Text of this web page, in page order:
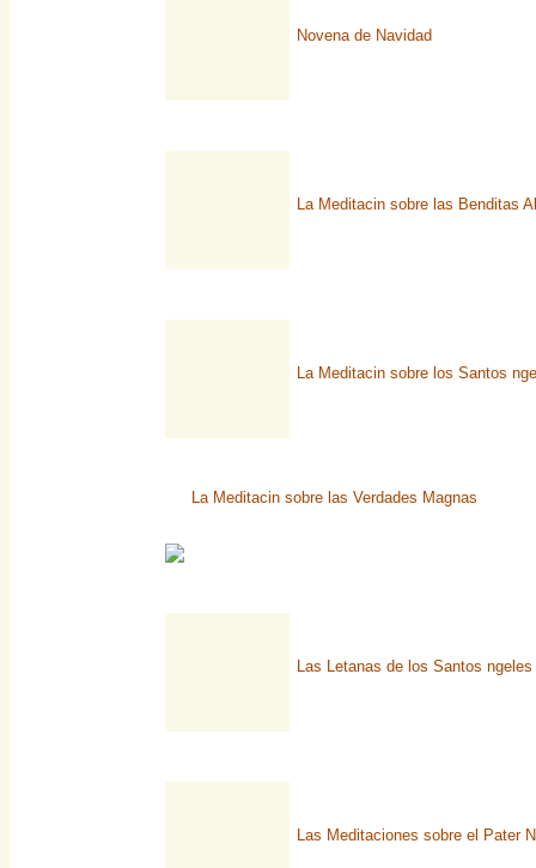
Novena de Navidad
La Meditacin sobre las Benditas
La Meditacin sobre los Santos
La Meditacin sobre las Verdades Magnas
Las Letanas de los Santos
Las Meditaciones sobre el Pater